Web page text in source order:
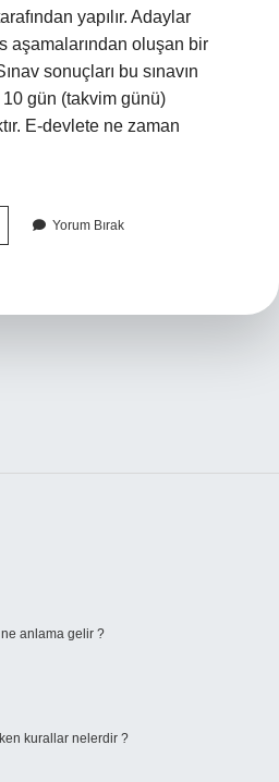
yapılır. Adaylar
aşamalarından oluşan bir
sonuçları bu sınavın
gün (takvim günü)
E-devlete ne zaman
Yorum Bırak
ne anlama gelir ?
kurallar nelerdir ?